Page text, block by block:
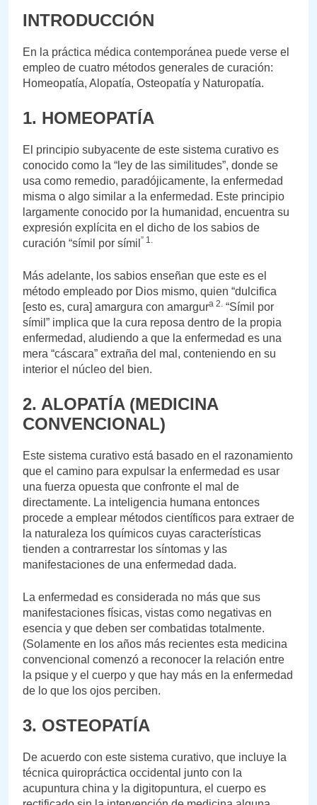
INTRODUCCIÓN
En la práctica médica contemporánea puede verse el
empleo de cuatro métodos generales de curación:
Homeopatía, Alopatía, Osteopatía y Naturopatía.
1. HOMEOPATÍA
El principio subyacente de este sistema curativo es
conocido como la “ley de las similitudes”, donde se
usa como remedio, paradójicamente, la enfermedad
misma o algo similar a la enfermedad. Este principio
largamente conocido por la humanidad, encuentra su
expresión explícita en el dicho de los sabios de
curación “símil por símil ” 1.
Más adelante, los sabios enseñan que este es el
método empleado por Dios mismo, quien “dulcifica
[esto es, cura] amargura con amargura 2. “Símil por
símil” implica que la cura reposa dentro de la propia
enfermedad, aludiendo a que la enfermedad es una
mera “cáscara” extraña del mal, conteniendo en su
interior el núcleo del bien.
2. ALOPATÍA (MEDICINA
CONVENCIONAL)
Este sistema curativo está basado en el razonamiento
que el camino para expulsar la enfermedad es usar
una fuerza opuesta que confronte el mal de
directamente. La inteligencia humana entonces
procede a emplear métodos científicos para extraer de
la naturaleza los químicos cuyas características
tienden a contrarrestar los síntomas y las
manifestaciones de una enfermedad dada.
La enfermedad es considerada no más que sus
manifestaciones físicas, vistas como negativas en
esencia y que deben ser combatidas totalmente.
(Solamente en los años más recientes esta medicina
convencional comenzó a reconocer la relación entre
la psique y el cuerpo y que hay más en la enfermedad
de lo que los ojos perciben.
3. OSTEOPATÍA
De acuerdo con este sistema curativo, que incluye la
técnica quiropráctica occidental junto con la
acupuntura china y la digitopuntura, el cuerpo es